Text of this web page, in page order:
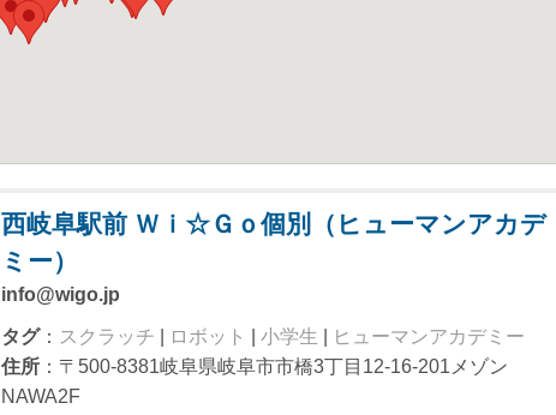
西岐阜駅前 Ｗｉ☆Ｇｏ個別（ヒューマンアカデ
ミー）
info@wigo.jp
タグ： スクラッチ ロボット 小学生
ヒューマンアカデミー
住所 ：〒500-8381岐阜県岐阜市市橋3丁目12-16-201メゾン
NAWA2F